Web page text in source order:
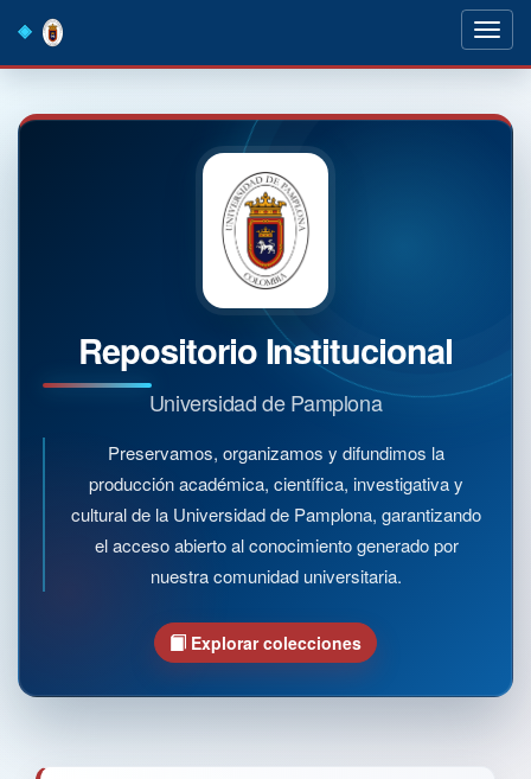
navigation
Repositorio Institucional
Universidad de Pamplona
Preservamos, organizamos y difundimos la
producción académica, científica, investigativa y
cultural de la Universidad de Pamplona, garantizando
el acceso abierto al conocimiento generado por
nuestra comunidad universitaria.
Explorar colecciones